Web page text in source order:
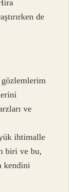
de
gözlemlerim
ve
ihtimalle
biri ve bu,
kendini